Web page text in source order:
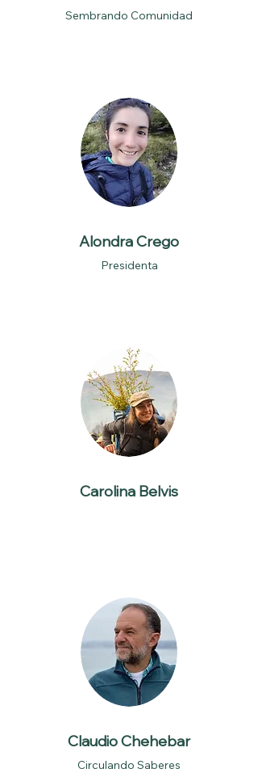
Sembrando Comunidad
Alondra Crego
Presidenta
Carolina Belvis
Claudio Chehebar
Circulando Saberes